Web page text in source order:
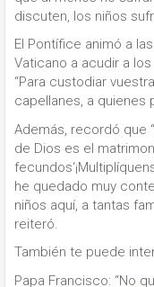
discuten, los niños
El Pontífice animó a
Vaticano a acudir a
“Para custodiar
capellanes, a quienes
Además, recordó que
de Dios es el
he quedado muy
niños aquí, a tantas
reiteró.
También te puede
Papa Francisco: “No